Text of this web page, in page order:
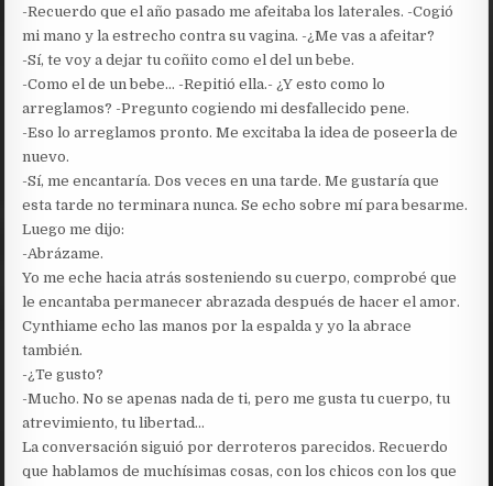
-Recuerdo que el año pasado me afeitaba los laterales. -Cogió
mi mano y la estrecho contra su vagina. -¿Me vas a afeitar?
-Sí, te voy a dejar tu coñito como el del un bebe.
-Como el de un bebe… -Repitió ella.- ¿Y esto como lo
arreglamos? -Pregunto cogiendo mi desfallecido pene.
-Eso lo arreglamos pronto. Me excitaba la idea de poseerla de
nuevo.
-Sí, me encantaría. Dos veces en una tarde. Me gustaría que
esta tarde no terminara nunca. Se echo sobre mí para besarme.
Luego me dijo:
-Abrázame.
Yo me eche hacia atrás sosteniendo su cuerpo, comprobé que
le encantaba permanecer abrazada después de hacer el amor.
Cynthiame echo las manos por la espalda y yo la abrace
también.
-¿Te gusto?
-Mucho. No se apenas nada de ti, pero me gusta tu cuerpo, tu
atrevimiento, tu libertad…
La conversación siguió por derroteros parecidos. Recuerdo
que hablamos de muchísimas cosas, con los chicos con los que